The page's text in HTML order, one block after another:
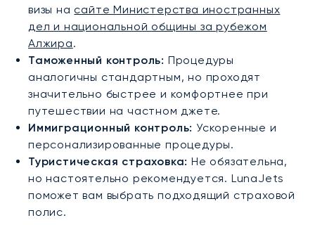
визы на сайте Министерства иностранных
дел и национальной общины за рубежом
Алжира.
Таможенный контроль: Процедуры
аналогичны стандартным, но проходят
значительно быстрее и комфортнее при
путешествии на частном джете.
Иммиграционный контроль: Ускоренные и
персонализированные процедуры.
Туристическая страховка: Не обязательна,
но настоятельно рекомендуется. LunaJets
поможет вам выбрать подходящий страховой
полис.